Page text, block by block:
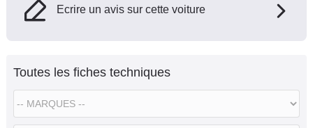
Ecrire un avis sur cette voiture
Toutes les fiches techniques